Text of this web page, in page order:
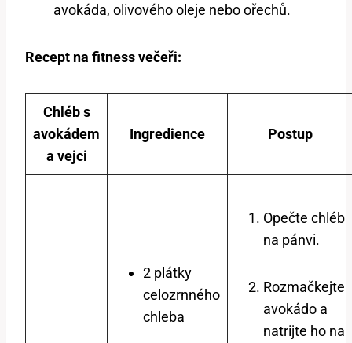
avokáda, olivového oleje nebo ořechů.
Recept na fitness večeři:
Chléb s
avokádem
a vejci
Ingredience Postup
2 plátky
celozrnného
chleba
Opečte chléb
na pánvi.
Rozmačkejte
avokádo a
natrijte ho na